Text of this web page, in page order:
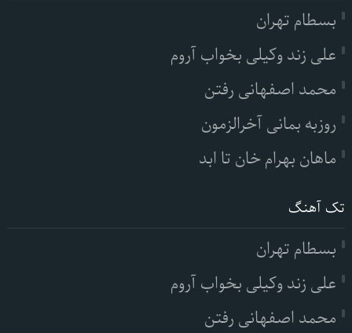
بسطام تهران
علی زند وکیلی بخواب آروم
محمد اصفهانی رفتن
روزبه بمانی آخرالزمون
ماهان بهرام خان تا ابد
تک آهنگ
بسطام تهران
علی زند وکیلی بخواب آروم
محمد اصفهانی رفتن